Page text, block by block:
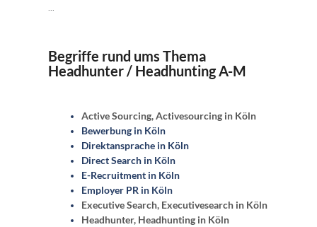
Begriffe rund ums Thema
Headhunter / Headhunting A-M
Active Sourcing, Activesourcing in Köln
Bewerbung in Köln
Direktansprache in Köln
Direct Search in Köln
E-Recruitment in Köln
Employer PR in Köln
Executive Search, Executivesearch in Köln
Headhunter, Headhunting in Köln